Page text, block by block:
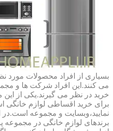
بسیاری از افراد محصولات مورد
می کنند.این افراد شرکت ها و
خرید در نظر می گیرند.یکی از
برای خرید اقساطی لوازم خانگی
نمایید،وبسایت و مجموعه است.در
برندهای لوازم خانگی در